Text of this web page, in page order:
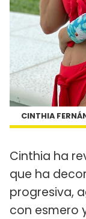
CINTHIA
Cinthia ha
que ha
progresiva,
con esmero